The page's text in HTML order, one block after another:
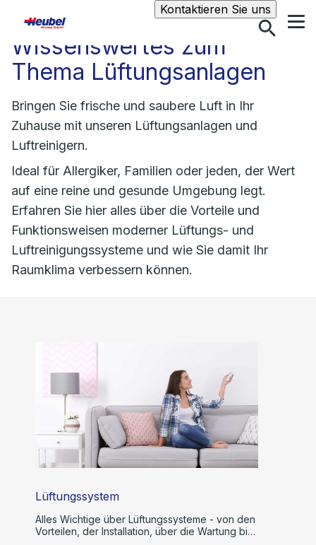
Kontaktieren Sie unsSuche
Wissenswertes zum
Thema Lüftungsanlagen
Bringen Sie frische und saubere Luft in Ihr
Zuhause mit unseren Lüftungsanlagen und
Luftreinigern.
Ideal für Allergiker, Familien oder jeden, der Wert
auf eine reine und gesunde Umgebung legt.
Erfahren Sie hier alles über die Vorteile und
Funktionsweisen moderner Lüftungs- und
Luftreinigungssysteme und wie Sie damit Ihr
Raumklima verbessern können.
Lüftungssystem
Alles Wichtige über Lüftungssysteme - von den
Vorteilen, der Installation, über die Wartung bis